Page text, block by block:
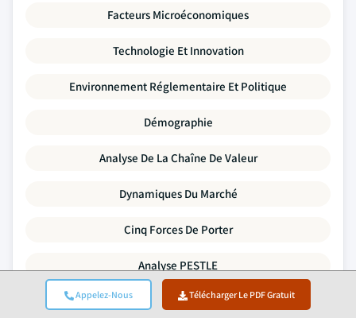
Appelez-Nous Télécharger Le PDF Gratuit
Facteurs Microéconomiques
Technologie Et Innovation
Environnement Réglementaire Et Politique
Démographie
Analyse De La Chaîne De Valeur
Dynamiques Du Marché
Cinq Forces De Porter
Analyse PESTLE
Analyse Comparative Concurrentielle